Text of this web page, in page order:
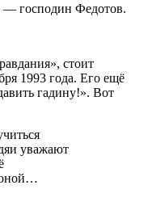
— господин Федотов.
стоит
1993 года. Его ещё
гадину!». Вот
уважают